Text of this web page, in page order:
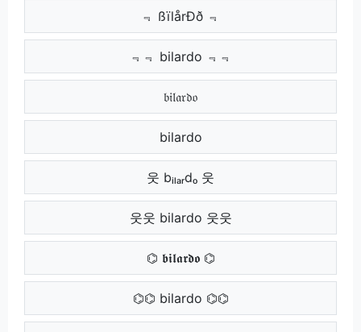
﹃ ßïlårÐð ﹃
﹃﹃ bilardo ﹃﹃
𝔟𝔦𝔩𝔞𝔯𝔡𝔬
bilardo
웃 bᵢₗₐᵣdₒ 웃
웃웃 bilardo 웃웃
⌬ 𝖇𝖎𝖑𝖆𝖗𝖉𝖔 ⌬
⌬⌬ bilardo ⌬⌬